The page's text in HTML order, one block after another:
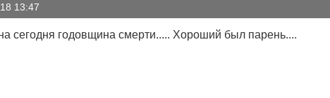
13:47
сегодня годовщина смерти..... Хороший был парень....